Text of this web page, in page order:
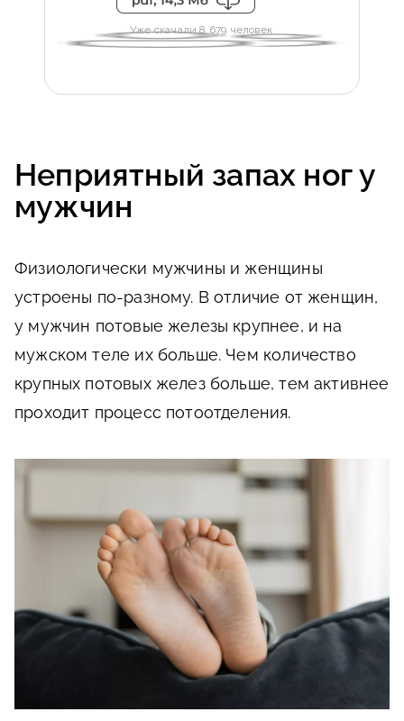
Уже скачали 8 679 человек
Неприятный запах ног у
мужчин
Физиологически мужчины и женщины
устроены по-разному. В отличие от женщин,
у мужчин потовые железы крупнее, и на
мужском теле их больше. Чем количество
крупных потовых желез больше, тем активнее
проходит процесс потоотделения.